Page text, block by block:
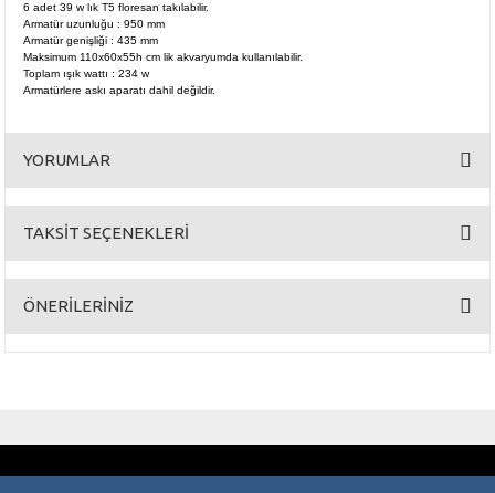
6 adet 39 w lık T5 floresan takılabilir.
Armatür uzunluğu : 950 mm
Armatür genişliği : 435 mm
Maksimum 110x60x55h cm lik akvaryumda kullanılabilir.
Toplam ışık wattı : 234 w
Armatürlere askı aparatı dahil değildir.
YORUMLAR
TAKSİT SEÇENEKLERİ
ÖNERİLERİNİZ